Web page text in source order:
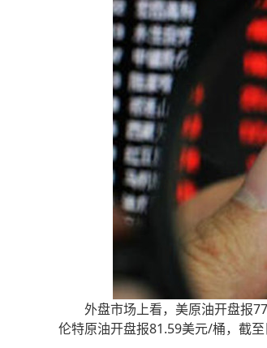
外盘市场上看，美原油开盘报
伦特原油开盘报81.59美元/桶，截